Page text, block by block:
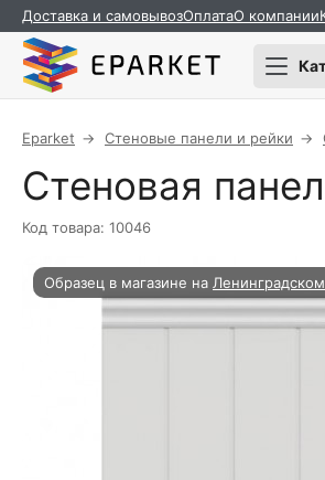
Доставка и самовывозОплатаО компании
Eparket Стеновые панели и рейки
Стеновая
Код товара: 10046
Образец в магазине на